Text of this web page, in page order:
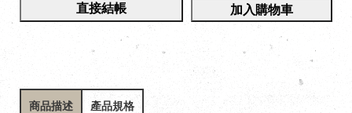
直接結帳 加入購物車
商品描述 產品規格